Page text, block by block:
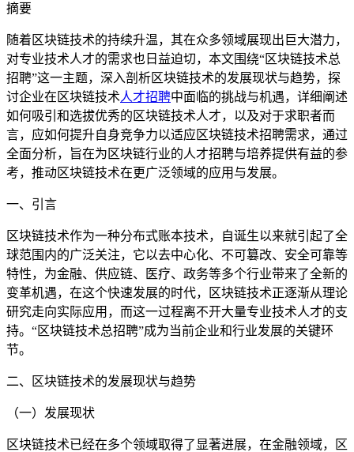
摘要
随着区块链技术的持续升温，其在众多领域展现出巨大潜力，
对专业技术人才的需求也日益迫切，本文围绕“区块链技术总
招聘”这一主题，深入剖析区块链技术的发展现状与趋势，探
讨企业在区块链技术人才招聘中面临的挑战与机遇，详细阐述
如何吸引和选拔优秀的区块链技术人才，以及对于求职者而
言，应如何提升自身竞争力以适应区块链技术招聘需求，通过
全面分析，旨在为区块链行业的人才招聘与培养提供有益的参
考，推动区块链技术在更广泛领域的应用与发展。
一、引言
区块链技术作为一种分布式账本技术，自诞生以来就引起了全
球范围内的广泛关注，它以去中心化、不可篡改、安全可靠等
特性，为金融、供应链、医疗、政务等多个行业带来了全新的
变革机遇，在这个快速发展的时代，区块链技术正逐渐从理论
研究走向实际应用，而这一过程离不开大量专业技术人才的支
持。“区块链技术总招聘”成为当前企业和行业发展的关键环
节。
二、区块链技术的发展现状与趋势
（一）发展现状
区块链技术已经在多个领域取得了显著进展，在金融领域，区